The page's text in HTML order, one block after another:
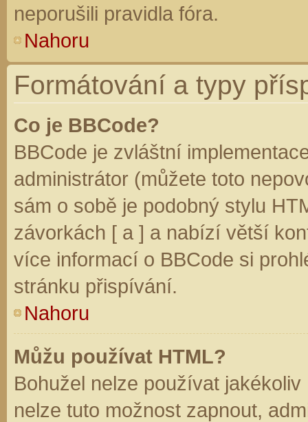
neporušili pravidla fóra.
Nahoru
Formátování a typy
Co je BBCode?
BBCode je zvláštní
administrátor (můžete toto
sám o sobě je podobný stylu
závorkách [ a ] a nabízí větší
více informací o BBCode si
stránku přispívání.
Nahoru
Můžu používat HTML?
Bohužel nelze používat
nelze tuto možnost zapnout,